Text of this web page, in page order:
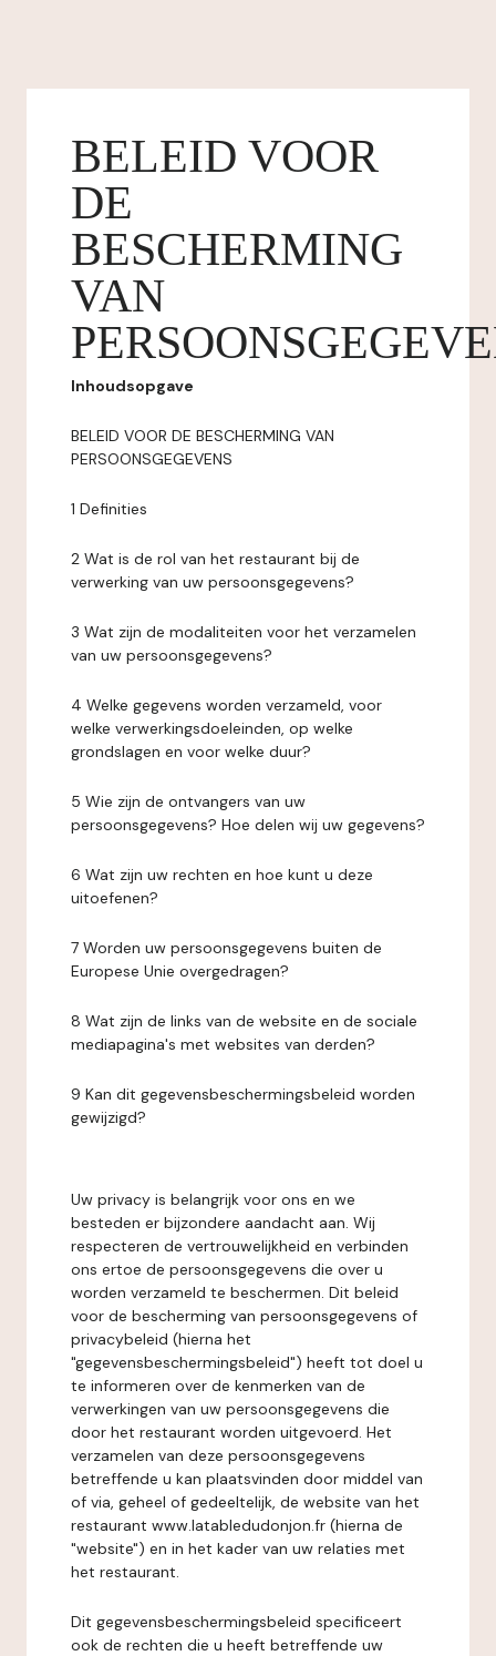
BELEID VOOR
DE
BESCHERMING
VAN
Inhoudsopgave
BELEID VOOR DE BESCHERMING VAN
PERSOONSGEGEVENS
1 Definities
2 Wat is de rol van het restaurant bij de
verwerking van uw persoonsgegevens?
3 Wat zijn de modaliteiten voor het verzamelen
van uw persoonsgegevens?
4 Welke gegevens worden verzameld, voor
welke verwerkingsdoeleinden, op welke
grondslagen en voor welke duur?
5 Wie zijn de ontvangers van uw
persoonsgegevens? Hoe delen wij uw gegevens?
6 Wat zijn uw rechten en hoe kunt u deze
uitoefenen?
7 Worden uw persoonsgegevens buiten de
Europese Unie overgedragen?
8 Wat zijn de links van de website en de sociale
mediapagina's met websites van derden?
9 Kan dit gegevensbeschermingsbeleid worden
gewijzigd?
Uw privacy is belangrijk voor ons en we
besteden er bijzondere aandacht aan. Wij
respecteren de vertrouwelijkheid en verbinden
ons ertoe de persoonsgegevens die over u
worden verzameld te beschermen. Dit beleid
voor de bescherming van persoonsgegevens of
privacybeleid (hierna het
"gegevensbeschermingsbeleid") heeft tot doel u
te informeren over de kenmerken van de
verwerkingen van uw persoonsgegevens die
door het restaurant worden uitgevoerd. Het
verzamelen van deze persoonsgegevens
betreffende u kan plaatsvinden door middel van
of via, geheel of gedeeltelijk, de website van het
restaurant www.latabledudonjon.fr (hierna de
"website") en in het kader van uw relaties met
het restaurant.
Dit gegevensbeschermingsbeleid specificeert
ook de rechten die u heeft betreffende uw